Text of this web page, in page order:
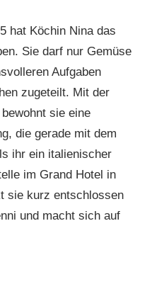
hat Köchin Nina das
Sie darf nur Gemüse
Aufgaben
zugeteilt. Mit der
sie eine
die gerade mit dem
ihr ein italienischer
im Grand Hotel in
sie kurz entschlossen
und macht sich auf